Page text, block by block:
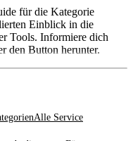
für die Kategorie
Einblick in die
Tools. Informiere dich
den Button herunter.
Alle Service